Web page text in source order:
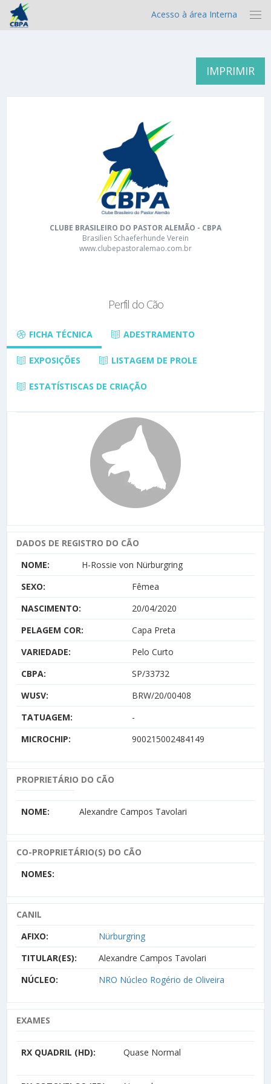
Acesso à área Interna
IMPRIMIR
CLUBE BRASILEIRO DO PASTOR ALEMÃO - CBPA
Brasilien Schaeferhunde Verein
www.clubepastoralemao.com.br
Perfil do Cão
FICHA TÉCNICA ADESTRAMENTO
EXPOSIÇÕES LISTAGEM DE PROLE
ESTATÍSTISCAS DE CRIAÇÃO
DADOS DE REGISTRO DO CÃO
NOME:
H-Rossie von Nürburgring
SEXO:
Fêmea
NASCIMENTO:
20/04/2020
PELAGEM COR:
Capa Preta
VARIEDADE:
Pelo Curto
CBPA:
SP/33732
WUSV:
BRW/20/00408
TATUAGEM:
-
MICROCHIP:
900215002484149
PROPRIETÁRIO DO CÃO
NOME: Alexandre Campos Tavolari
CO-PROPRIETÁRIO(S) DO CÃO
NOMES:
CANIL
AFIXO:
Nürburgring
TITULAR(ES):
Alexandre Campos Tavolari
NÚCLEO:
NRO Núcleo Rogério de Oliveira
EXAMES
RX QUADRIL (HD): Quase Normal